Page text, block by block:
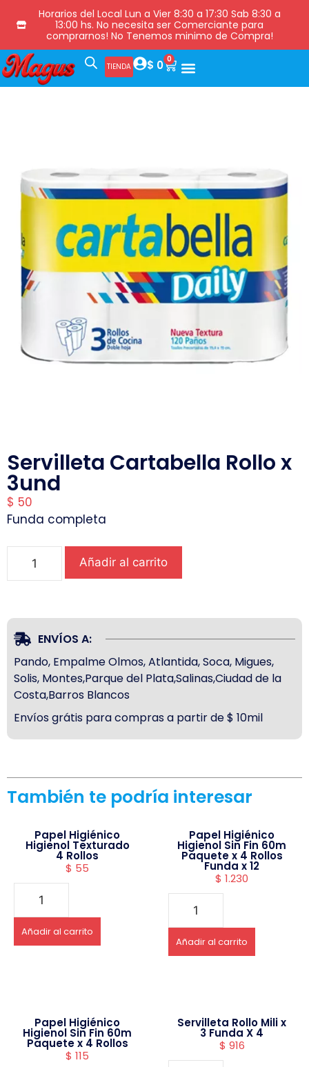
Horarios del Local Lun a Vier 8:30 a 17:30 Sab 8:30 a
13:00 hs. No necesita ser Comerciante para
comprarnos! No Tenemos minimo de Compra!
TIENDA $ 0 0
Servilleta Cartabella Rollo x
3und
$ 50
Funda completa
Añadir al carrito
ENVÍOS A:
Pando, Empalme Olmos, Atlantida, Soca, Migues,
Solis, Montes,Parque del Plata,Salinas,Ciudad de la
Costa,Barros Blancos
Envíos grátis para compras a partir de $ 10mil
También te podría interesar
Papel Higiénico
Higienol Texturado
4 Rollos
$ 55
Añadir al carrito
Papel Higiénico
Higienol Sin Fin 60m
Paquete x 4 Rollos
Funda x 12
$ 1.230
Añadir al carrito
Papel Higiénico
Higienol Sin Fin 60m
Paquete x 4 Rollos
$ 115
Servilleta Rollo Mili x
3 Funda X 4
$ 916